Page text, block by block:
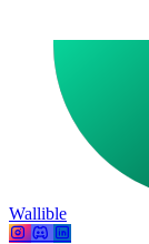
Wallible